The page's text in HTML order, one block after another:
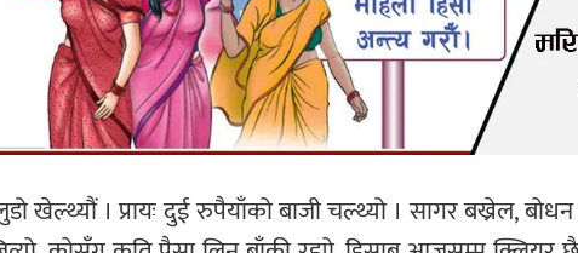
खेल्थ्यौं । प्रायः दुई रुपैयाँको बाजी चल्थ्यो । सागर बख्रेल,